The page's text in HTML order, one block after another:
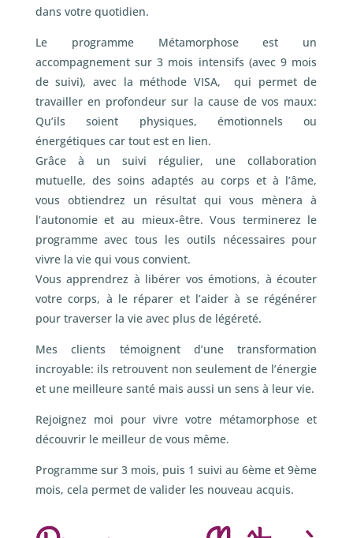
dans votre quotidien.
Le programme Métamorphose est un
accompagnement sur 3 mois intensifs (avec 9 mois
de suivi), avec la méthode VISA, qui permet de
travailler en profondeur sur la cause de vos maux:
Qu’ils soient physiques, émotionnels ou
énergétiques car tout est en lien.
Grâce à un suivi régulier, une collaboration
mutuelle, des soins adaptés au corps et à l’âme,
vous obtiendrez un résultat qui vous mènera à
l’autonomie et au mieux-être. Vous terminerez le
programme avec tous les outils nécessaires pour
vivre la vie qui vous convient.
Vous apprendrez à libérer vos émotions, à écouter
votre corps, à le réparer et l’aider à se régénérer
pour traverser la vie avec plus de légéreté.
Mes clients témoignent d’une transformation
incroyable: ils retrouvent non seulement de l’énergie
et une meilleure santé mais aussi un sens à leur vie.
Rejoignez moi pour vivre votre métamorphose et
découvrir le meilleur de vous même.
Programme sur 3 mois, puis 1 suivi au 6ème et 9ème
mois, cela permet de valider les nouveau acquis.